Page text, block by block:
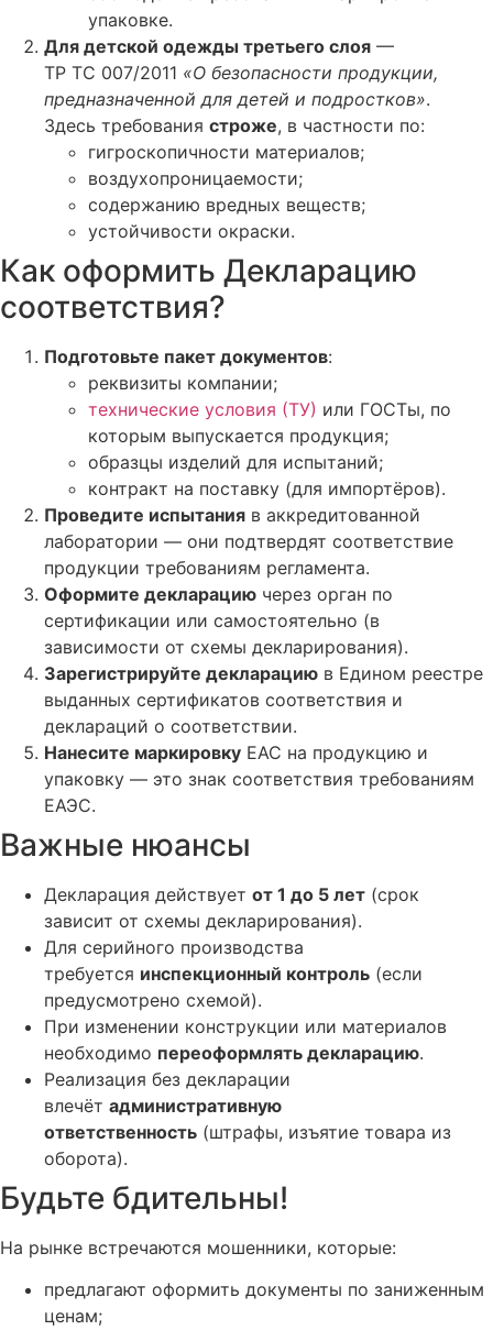
упаковке.
Для детской одежды третьего слоя —
ТР ТС 007/2011 «О безопасности продукции,
предназначенной для детей и подростков».
Здесь требования строже, в частности по:
гигроскопичности материалов;
воздухопроницаемости;
содержанию вредных веществ;
устойчивости окраски.
Как оформить Декларацию
соответствия?
Подготовьте пакет документов:
реквизиты компании;
технические условия (ТУ) или ГОСТы, по
которым выпускается продукция;
образцы изделий для испытаний;
контракт на поставку (для импортёров).
Проведите испытания в аккредитованной
лаборатории — они подтвердят соответствие
продукции требованиям регламента.
Оформите декларацию через орган по
сертификации или самостоятельно (в
зависимости от схемы декларирования).
Зарегистрируйте декларацию в Едином реестре
выданных сертификатов соответствия и
деклараций о соответствии.
Нанесите маркировку ЕАС на продукцию и
упаковку — это знак соответствия требованиям
ЕАЭС.
Важные нюансы
Декларация действует от 1 до 5 лет (срок
зависит от схемы декларирования).
Для серийного производства
требуется инспекционный контроль (если
предусмотрено схемой).
При изменении конструкции или материалов
необходимо переоформлять декларацию.
Реализация без декларации
влечёт административную
ответственность (штрафы, изъятие товара из
оборота).
Будьте бдительны!
На рынке встречаются мошенники, которые:
предлагают оформить документы по заниженным
ценам;